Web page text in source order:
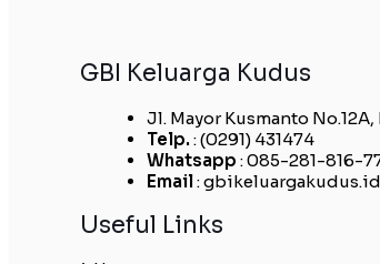
GBI Keluarga Kudus
Jl. Mayor Kusmanto
Telp. : (0291) 431474
Whatsapp : 085-281-816-
Email:
Useful Links